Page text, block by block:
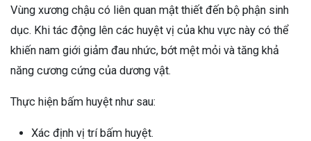
Vùng xương chậu có liên quan mật thiết đến bộ phận sinh
dục. Khi tác động lên các huyệt vị của khu vực này có thể
khiến nam giới giảm đau nhức, bớt mệt mỏi và tăng khả
năng cương cứng của dương vật.
Thực hiện bấm huyệt như sau:
Xác định vị trí bấm huyệt.